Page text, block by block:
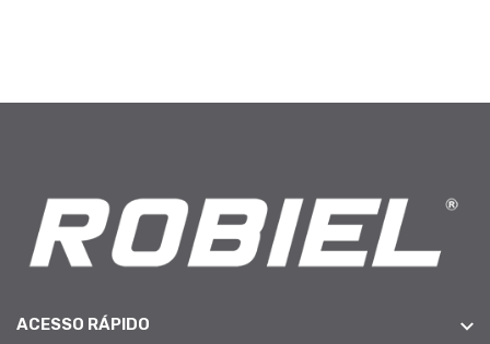
ACESSO RÁPIDO